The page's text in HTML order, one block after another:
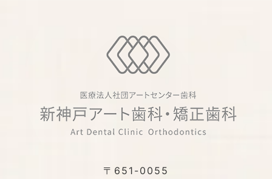
〒651-0055